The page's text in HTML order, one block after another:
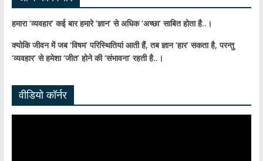
हमारा ‘व्यवहार’ कई बार हमारे ‘ज्ञान’ से अधिक ‘अच्छा’ साबित होता है..।
क्योकि जीवन में जब ‘विषम’ परिस्थितियां आती हैं,तब ज्ञान ‘हार’ सकता है,परन्तु
‘व्यवहार’ से हमेशा ‘जीत’ होने की ‘संभावना’ रहती है..।
वीडियो कॉर्नर